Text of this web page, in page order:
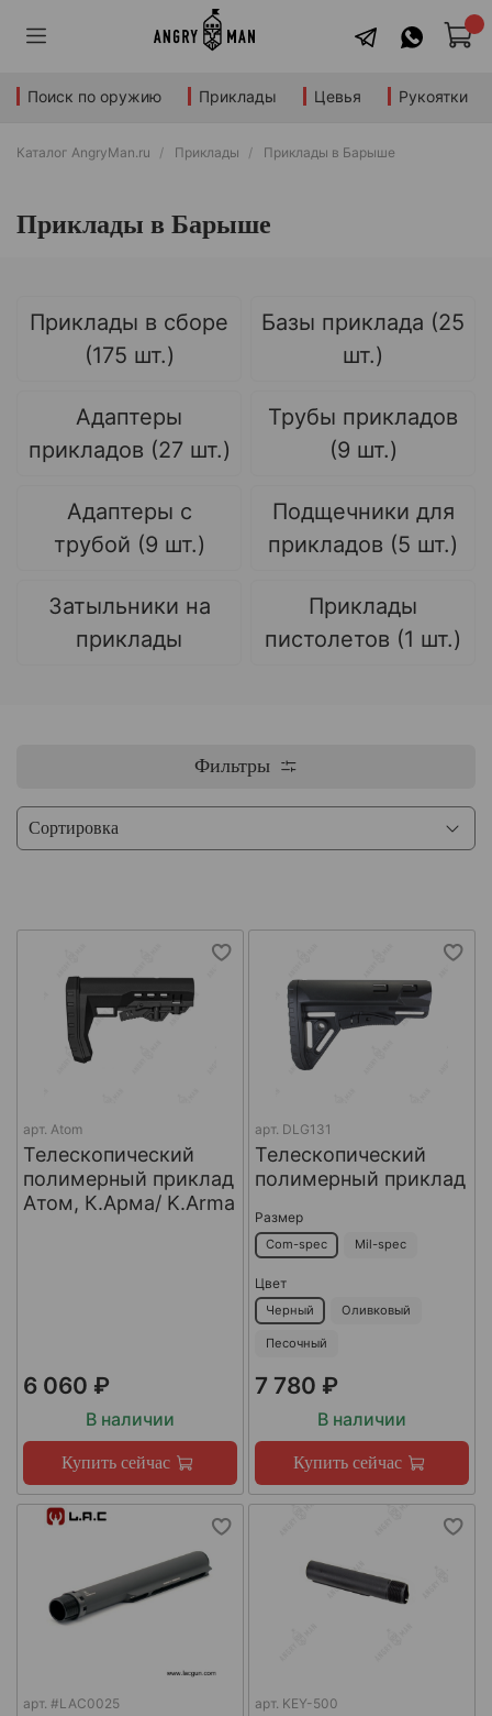
Поиск по оружию Приклады Цевья Рукоятки
Каталог AngryMan.ru Приклады Приклады в Барыше
Приклады в Барыше
Приклады в сборе
(175 шт.)
Базы приклада (25
шт.)
Адаптеры
прикладов (27 шт.)
Трубы прикладов
(9 шт.)
Адаптеры с
трубой (9 шт.)
Подщечники для
прикладов (5 шт.)
Затыльники на
приклады
Приклады
пистолетов (1 шт.)
Фильтры
арт. Atom
Телескопический
полимерный приклад
Атом, К.Арма/ K.Arma
6 060 ₽
В наличии
Купить сейчас
арт. DLG131
Телескопический
полимерный приклад
Размер
Com-spec Mil-spec
Цвет
Черный Оливковый
Песочный
7 780 ₽
В наличии
Купить сейчас
арт. #LAC0025 арт. KEY-500